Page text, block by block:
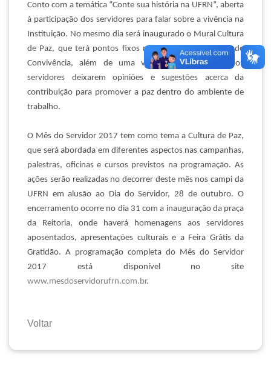
Conto com a temática “Conte sua história na UFRN”, aberta
à participação dos servidores para falar sobre a vivência na
Instituição. No mesmo dia será inaugurado o Mural Cultura
de Paz, que terá pontos fixos na Reitoria e no Centro de
Convivência, além de uma versão itinerante para os
servidores deixarem opiniões e sugestões acerca da
contribuição para promover a paz dentro do ambiente de
trabalho.
O Mês do Servidor 2017 tem como tema a Cultura de Paz,
que será abordada em diferentes aspectos nas campanhas,
palestras, oficinas e cursos previstos na programação. As
ações serão realizadas no decorrer deste mês nos campi da
UFRN em alusão ao Dia do Servidor, 28 de outubro. O
encerramento ocorre no dia 31 com a inauguração da praça
da Reitoria, onde haverá homenagens aos servidores
aposentados, apresentações culturais e a Feira Grátis da
Gratidão. A programação completa do Mês do Servidor
2017 está disponível no site
www.mesdoservidorufrn.com.br.
Voltar